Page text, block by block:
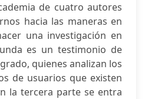
de cuatro autores
hacia las maneras en
una investigación en
es un testimonio de
quienes analizan los
de usuarios que existen
la tercera parte se entra